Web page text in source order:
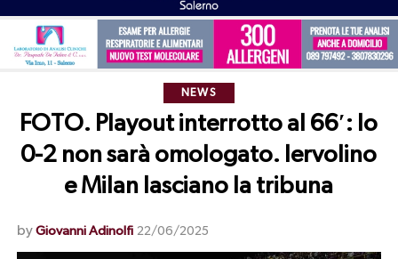
NEWS
FOTO. Playout interrotto al 66′: lo
0-2 non sarà omologato. Iervolino
e Milan lasciano la tribuna
by Giovanni Adinolfi 22/06/2025